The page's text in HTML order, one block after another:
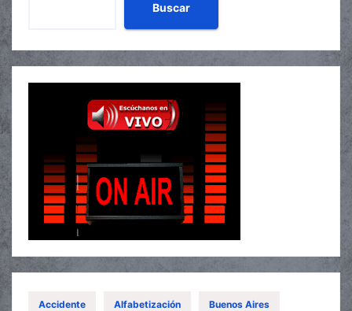
Buscar
Accidente Alfabetización Buenos Aires